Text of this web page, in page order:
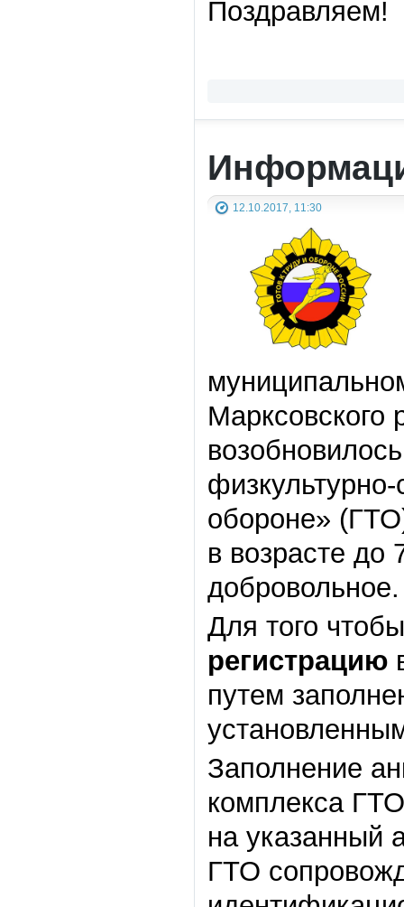
Поздравляем!
12.10.2017, 11:30
Марксовского
физкультурно-
обороне»
в возрасте
добровольное.
Для того
регистрацию
путем
Заполнение
комплекса
на указанный
ГТО